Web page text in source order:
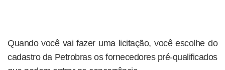
Quando você vai fazer uma licitação, você escolhe do
cadastro da Petrobras os fornecedores pré-qualificados